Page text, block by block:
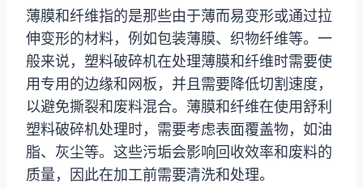
薄膜和纤维指的是那些由于薄而易变形或通过拉
伸变形的材料，例如包装薄膜、织物纤维等。一
般来说，塑料破碎机在处理薄膜和纤维时需要使
用专用的边缘和网板，并且需要降低切割速度，
以避免撕裂和废料混合。薄膜和纤维在使用舒利
塑料破碎机处理时，需要考虑表面覆盖物，如油
脂、灰尘等。这些污垢会影响回收效率和废料的
质量，因此在加工前需要清洗和处理。